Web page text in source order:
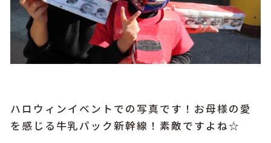
ハロウィンイベントでの写真です！お母様の愛
を感じる牛乳パック新幹線！素敵ですよね☆